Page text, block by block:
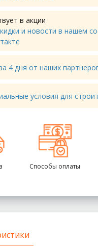
в акции
и новости в нашем
4 дня от наших
условия для
Способы оплаты